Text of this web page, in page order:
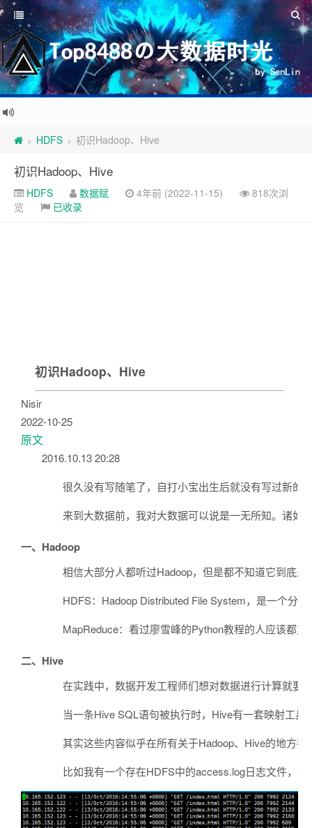
> HDFS > 初识Hadoop、Hive
初识Hadoop、Hive
HDFS 数据赋 4年前 (2022-11-15)
818次浏
览
已收录
初识Hadoop、Hive
Nisir
2022-10-25
原文
2016.10.13 20:28
很久没有写随笔了，自打小宝出生后就没有写过新的文
来到大数据前，我对大数据可以说是一无所知。诸如
一、Hadoop
相信大部分人都听过Hadoop，但是都不知道它到底是
HDFS：Hadoop Distributed File System，是一个分布
MapReduce：看过廖雪峰的Python教程的人应该都对
二、Hive
在实践中，数据开发工程师们想对数据进行计算就要写
当一条Hive SQL语句被执行时，Hive有一套映射工具
其实这些内容似乎在所有关于Hadoop、Hive的地方都
比如我有一个存在HDFS中的access.log日志文件，其